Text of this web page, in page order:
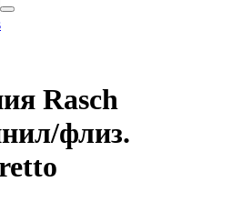
Rasch
флиз.